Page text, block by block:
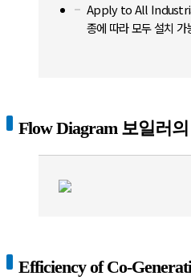
Apply to All
종에 따라 모두 설치 가
Flow Diagram 보일러
Efficiency of Co-